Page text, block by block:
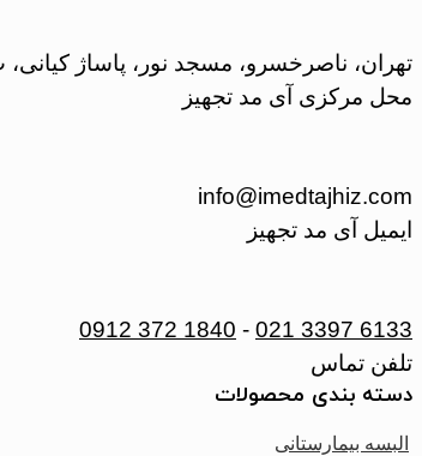
تهران، ناصرخسرو، مسجد نور، پاساژ کیانی، پ
محل مرکزی آی مد تجهیز
info@imedtajhiz.com
ایمیل آی مد تجهیز
021 3397 6133
-
0912 372 1840
تلفن تماس
دسته بندی محصولات
البسه بیمارستانی